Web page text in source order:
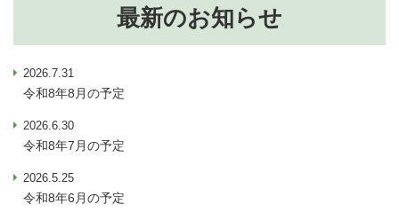
最新のお知らせ
2026.7.31
令和8年8月の予定
2026.6.30
令和8年7月の予定
2026.5.25
令和8年6月の予定